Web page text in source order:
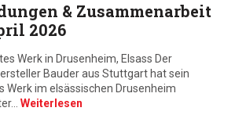
& Zusammenarbeit
2026
Werk in Drusenheim, Elsass Der
Bauder aus Stuttgart hat sein
Werk im elsässischen Drusenheim
Weiterlesen